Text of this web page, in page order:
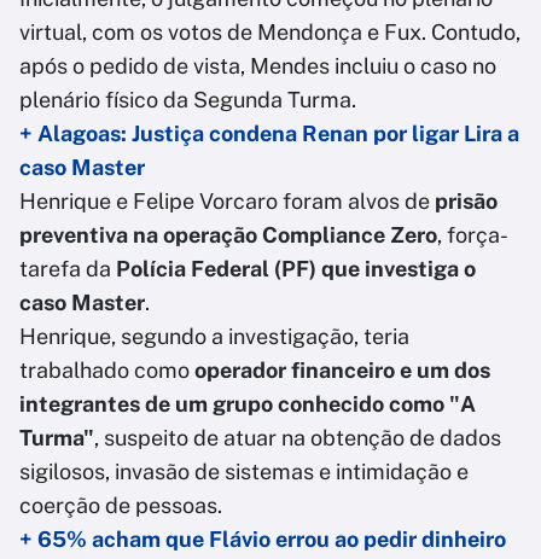
virtual, com os votos de Mendonça e Fux. Contudo,
após o pedido de vista, Mendes incluiu o caso no
plenário físico da Segunda Turma.
+ Alagoas: Justiça condena Renan por ligar Lira a
caso Master
Henrique e Felipe Vorcaro foram alvos de prisão
preventiva na operação Compliance Zero, força-
tarefa da Polícia Federal (PF) que investiga o
caso Master.
Henrique, segundo a investigação, teria
trabalhado comooperador financeiro e um dos
integrantes de um grupo conhecido como "A
Turma", suspeito de atuar na obtenção de dados
sigilosos, invasão de sistemas e intimidação e
coerção de pessoas.
+ 65% acham que Flávio errou ao pedir dinheiro